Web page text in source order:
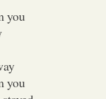
you
you